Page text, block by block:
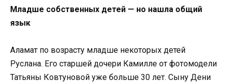
Младше собственных детей — но нашла общий
язык
Аламат по возрасту младше некоторых детей
Руслана. Его старшей дочери Камилле от фотомодели
Татьяны Ковтуновой уже больше 30 лет. Сыну Дени